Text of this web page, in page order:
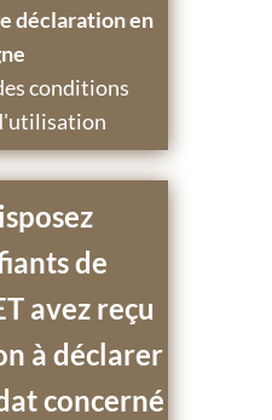
de
avez reçu
à déclarer
concerné
déclaration en
conditions